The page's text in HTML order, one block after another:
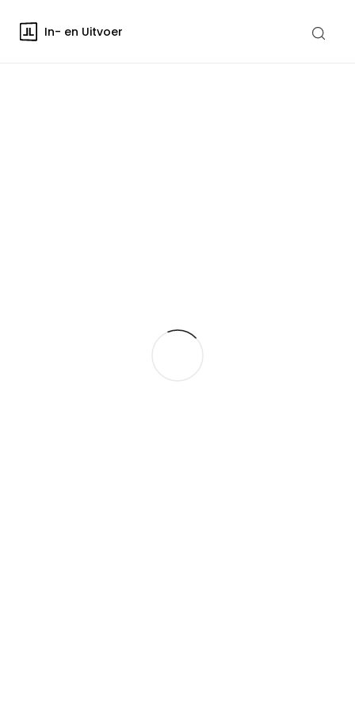
In- en Uitvoer